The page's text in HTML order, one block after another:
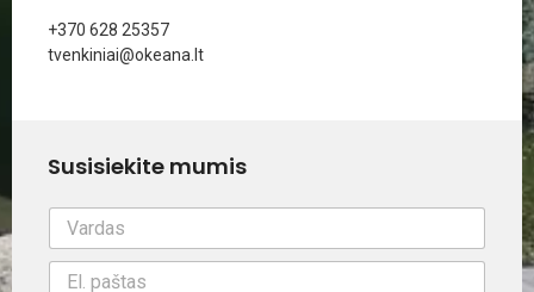
+370 628 25357
tvenkiniai@okeana.lt
Susisiekite mumis